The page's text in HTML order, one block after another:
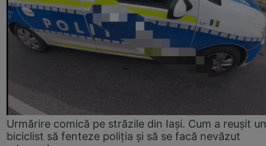
Urmărire comică pe străzile din Iași. Cum a reușit un
biciclist să fenteze poliția și să se facă nevăzut